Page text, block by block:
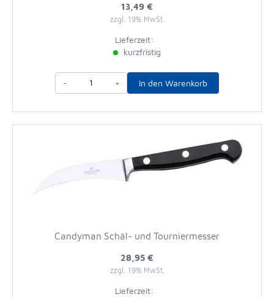
13,49 €
zzgl. 19% MwSt.
Lieferzeit:
kurzfristig
- + In den Warenkorb
Candyman Schäl- und Tourniermesser
28,95 €
zzgl. 19% MwSt.
Lieferzeit: